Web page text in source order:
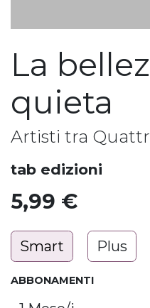
La
quieta
Artisti tra
tab edizioni
5,99 €
Smart Plus
ABBONAMENTI